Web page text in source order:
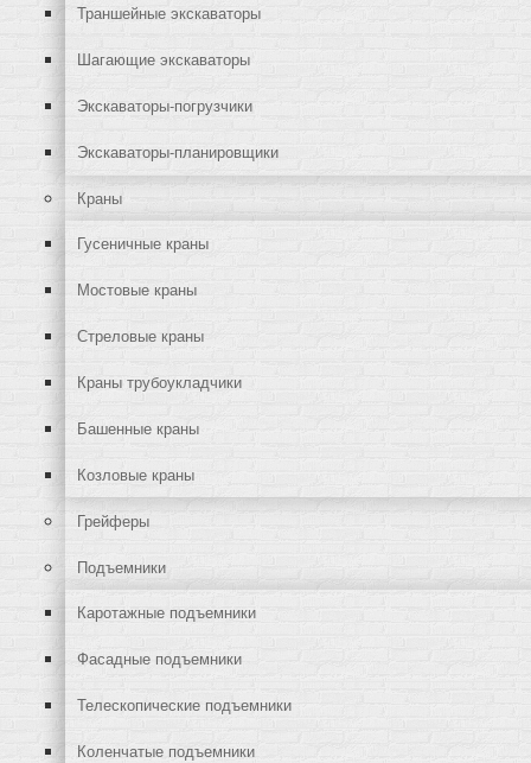
Траншейные экскаваторы
Шагающие экскаваторы
Экскаваторы-погрузчики
Экскаваторы-планировщики
Краны
Гусеничные краны
Мостовые краны
Стреловые краны
Краны трубоукладчики
Башенные краны
Козловые краны
Грейферы
Подъемники
Каротажные подъемники
Фасадные подъемники
Телескопические подъемники
Коленчатые подъемники